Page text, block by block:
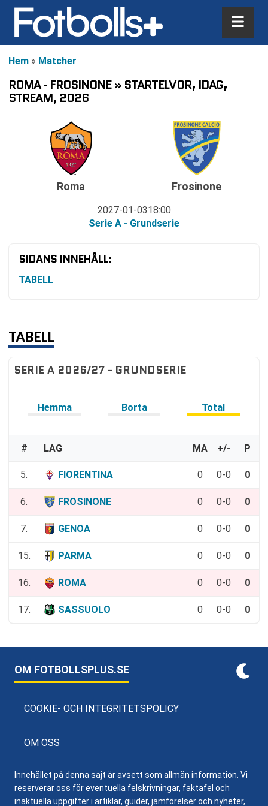
Hem » Matcher
ROMA - FROSINONE » STARTELVOR, IDAG,
STREAM, 2026
Roma
2027-01-0318:00
Serie A - Grundserie
Frosinone
SIDANS INNEHÅLL:
TABELL
TABELL
SERIE A 2026/27 - GRUNDSERIE
Hemma Borta Total
# LAG MA +/- P
5. FIORENTINA 0 0-0 0
6. FROSINONE 0 0-0 0
7. GENOA 0 0-0 0
15. PARMA 0 0-0 0
16. ROMA 0 0-0 0
17. SASSUOLO 0 0-0 0
OM FOTBOLLSPLUS.SE
COOKIE- OCH INTEGRITETSPOLICY
OM OSS
Innehållet på denna sajt är avsett som allmän information. Vi
reserverar oss för eventuella felskrivningar, faktafel och
inaktuella uppgifter i artiklar, guider, jämförelser och nyheter,